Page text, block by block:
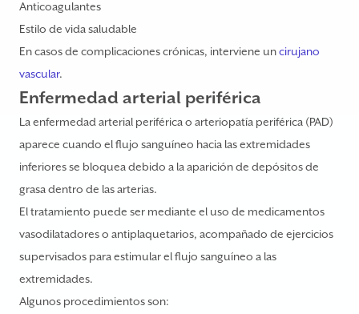
Anticoagulantes
Estilo de vida saludable
En casos de complicaciones crónicas, interviene uncirujano
vascular.
Enfermedad arterial periférica
La enfermedad arterial periférica o arteriopatía periférica (PAD)
aparece cuando el flujo sanguíneo hacia las extremidades
inferiores se bloquea debido a la aparición de depósitos de
grasa dentro de las arterias.
El tratamiento puede ser mediante el uso de medicamentos
vasodilatadores o antiplaquetarios, acompañado de ejercicios
supervisados para estimular el flujo sanguíneo a las
extremidades.
Algunos procedimientos son: